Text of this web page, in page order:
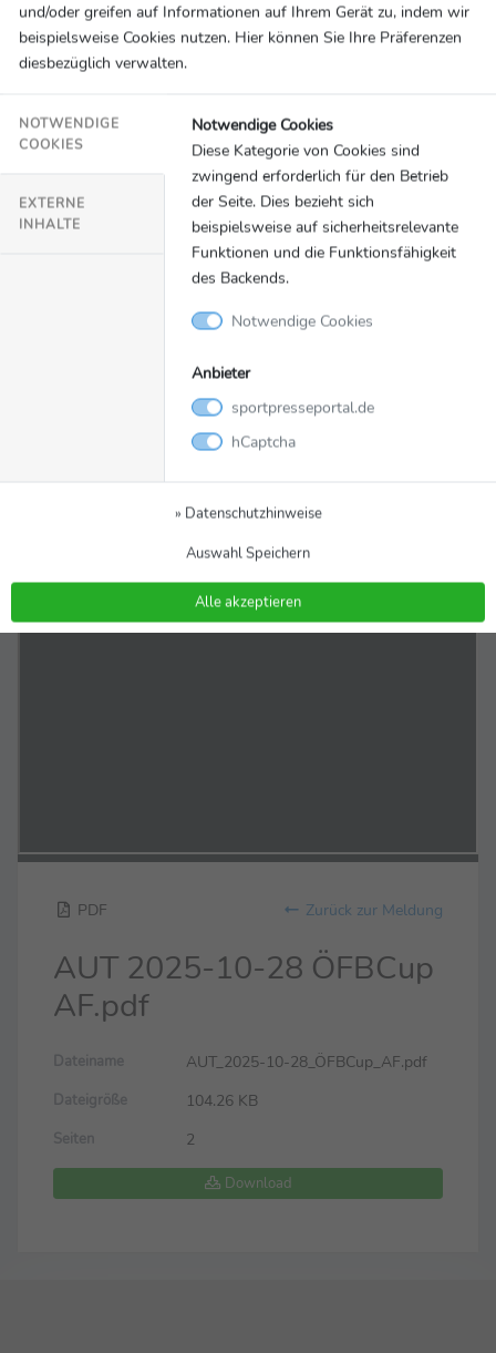
PDF Zurück zur Meldung
AUT 2025-10-28 ÖFBCup
AF.pdf
Dateiname AUT_2025-10-28_ÖFBCup_AF.pdf
Dateigröße 104.26 KB
Seiten 2
Download
und/oder greifen auf Informationen auf Ihrem Gerät zu, indem wir
beispielsweise Cookies nutzen. Hier können Sie Ihre Präferenzen
diesbezüglich verwalten.
NOTWENDIGE
COOKIES
EXTERNE
INHALTE
Notwendige Cookies
Diese Kategorie von Cookies sind
zwingend erforderlich für den Betrieb
der Seite. Dies bezieht sich
beispielsweise auf sicherheitsrelevante
Funktionen und die Funktionsfähigkeit
des Backends.
Notwendige Cookies
Anbieter
sportpresseportal.de
hCaptcha
» Datenschutzhinweise
Auswahl Speichern
Alle akzeptieren